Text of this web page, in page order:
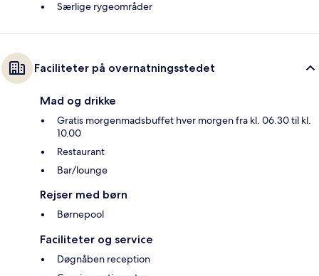
Særlige rygeområder
Faciliteter på overnatningsstedet
Mad og drikke
Gratis morgenmadsbuffet hver morgen fra kl. 06.30 til kl.
10.00
Restaurant
Bar/lounge
Rejser med børn
Børnepool
Faciliteter og service
Døgnåben reception